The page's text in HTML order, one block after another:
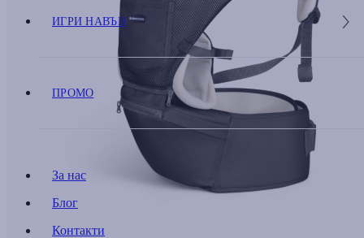
ИГРИ НАВЪН
ПРОМО
За нас
Блог
Контакти